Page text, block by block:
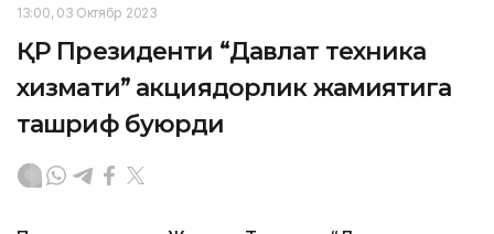
13:00, 03 Октябр 2023
ҚР Президенти “Давлат техника
хизмати” акциядорлик жамиятига
ташриф буюрди